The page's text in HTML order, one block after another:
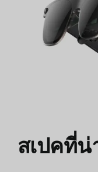
สเปคที่น่